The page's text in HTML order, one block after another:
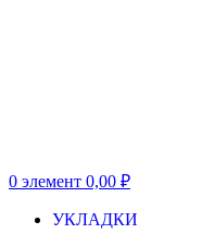
0 элемент 0,00 ₽
УКЛАДКИ